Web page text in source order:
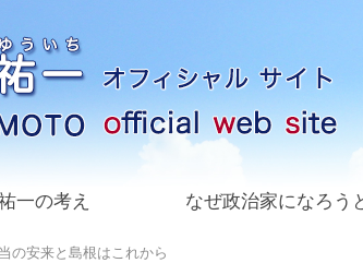
一の考え なぜ政治家になろう
の安来と島根はこれから